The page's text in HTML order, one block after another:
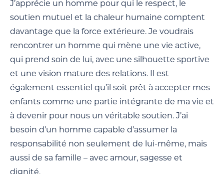
J’apprécie un homme pour qui le respect, le
soutien mutuel et la chaleur humaine comptent
davantage que la force extérieure. Je voudrais
rencontrer un homme qui mène une vie active,
qui prend soin de lui, avec une silhouette sportive
et une vision mature des relations. Il est
également essentiel qu’il soit prêt à accepter mes
enfants comme une partie intégrante de ma vie et
à devenir pour nous un véritable soutien. J’ai
besoin d’un homme capable d’assumer la
responsabilité non seulement de lui-même, mais
aussi de sa famille – avec amour, sagesse et
dignité.